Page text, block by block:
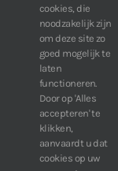
TOP DOWNLOADS
160.74
13.87 MB
cookies, die
noodzakelijk zijn
om deze site zo
goed mogelijk te
laten
functioneren.
Door op 'Alles
accepteren' te
klikken,
aanvaardt u dat
cookies op uw